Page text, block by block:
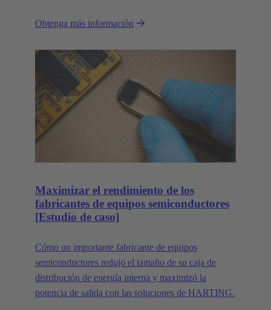
Obtenga más información
Maximizar el rendimiento de los
fabricantes de equipos semiconductores
[Estudio de caso]
Cómo un importante fabricante de equipos
semiconductores redujo el tamaño de su caja de
distribución de energía interna y maximizó la
potencia de salida con las soluciones de HARTING.